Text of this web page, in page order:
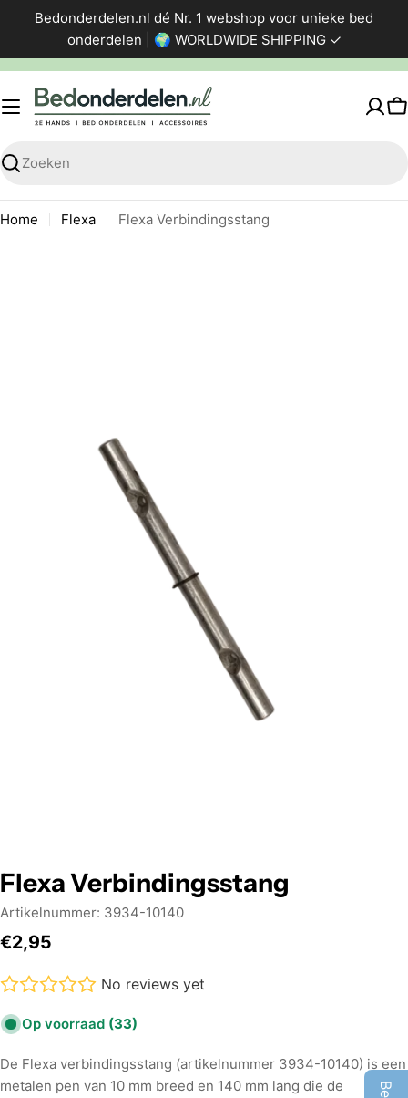
de
inhoud
Bedonderdelen.nl dé Nr. 1 webshop voor unieke bed
onderdelen | 🌍 WORLDWIDE SHIPPING ✓
Zoeken
Home Flexa
Flexa Verbindingsstang
0 zichtbaar in de afbeeldingen
Flexa Verbindingsstang
Artikelnummer: 3934-10140
Normale
€2,95
No reviews yet
Op voorraad (33)
De Flexa verbindingsstang (artikelnummer 3934-10140) is een
metalen pen van 10 mm breed en 140 mm lang die de